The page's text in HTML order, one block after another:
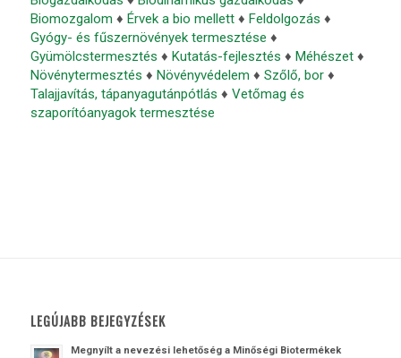
Biomozgalom ♦ Érvek a bio mellett♦ Feldolgozás ♦
Gyógy- és fűszernövények termesztése ♦
Gyümölcstermesztés ♦ Kutatás-fejlesztés ♦ Méhészet♦
Növénytermesztés ♦ Növényvédelem ♦ Szőlő, bor♦
Talajjavítás, tápanyagutánpótlás ♦ Vetőmag és
szaporítóanyagok termesztése
LEGÚJABB BEJEGYZÉSEK
Megnyílt a nevezési lehetőség a Minőségi Biotermékek